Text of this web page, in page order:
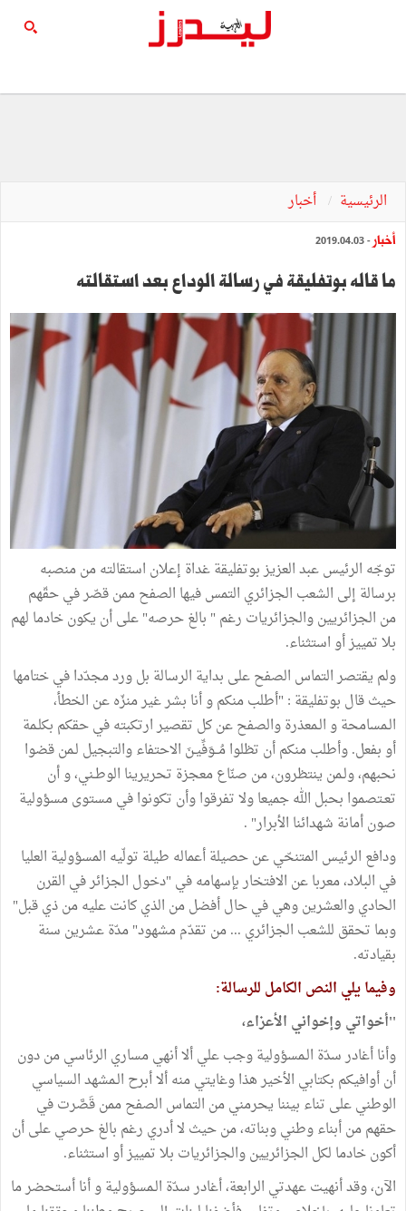
الرئيسية أخبار
أخبار - 2019.04.03
ما قاله بوتفليقة في رسالة الوداع بعد استقالته
توجّه الرئيس عبد العزيز بوتفليقة غداة إعلان استقالته من منصبه
برسالة إلى الشعب الجزائري التمس فيها الصفح ممن قصّر في حقّهم
من الجزائريين والجزائريات رغم " بالغ حرصه" على أن يكون خادما لهم
بلا تمييز أو استثناء.
ولم يقتصر التماس الصفح على بداية الرسالة بل ورد مجدّدا في ختامها
حيث قال بوتفليقة : "أطلب منكم و أنا بشر غير منزّه عن الخطأ،
الـمسامحة و الـمعذرة والصفح عن كل تقصير ارتكبته في حقكم بكلـمة
أو بفعل. وأطلب منكم أن تظلوا مُــوَفِّيـنَ الاحتفاء والتبجيل لـمن قضوا
نحبهم، ولـمن ينتظرون، من صنّاع معجزة تحريرينا الوطـني، و أن
تعـتصموا بحبل الله جميعا ولا تفرقوا وأن تكونوا في مستوى مسؤولية
صون أمانة شهدائنا الأبرار" .
ودافع الرئيس المتنحّي عن حصيلة أعماله طيلة تولّيه المسؤولية العليا
في البلاد، معربا عن الافتخار بإسهامه في "دخول الجزائر في القرن
الحادي والعشرين وهي في حال أفضل من الذي كانت عليه من ذي قبل"
وبما تحقق للشعب الجزائري ... من تقدّم مشهود" مدّة عشرين سنة
بقيادته.
وفيما يلي النص الكامل للرسالة:
''أخواتي وإخواني الأعزاء،
وأنا أغادر سدّة الـمسؤولية وجب علي ألا أنهي مساري الرئاسي من دون
أن أوافيكم بكتابي الأخير هذا وغايتي منه ألا أبرح الـمشهد السياسي
الوطني على تناء بيننا يحرمني من التماس الصفح ممن قَصَّرت في
حقهم من أبناء وطني وبناته، من حيث لا أدري رغم بالغ حرصي على أن
أكون خادما لكل الجزائريين والجزائريات بلا تمييز أو استثناء.
الآن، وقد أنهيت عهدتي الرابعة، أغادر سدّة الـمسؤولية و أنا أستحضر ما